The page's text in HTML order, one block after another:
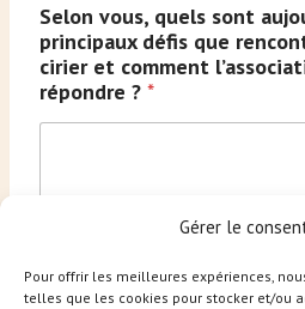
Gérer le
Pour offrir les meilleures expériences,
telles que les cookies pour stocker et/ou
Selon vous, quels sont
principaux défis que
cirier et comment
répondre ? *